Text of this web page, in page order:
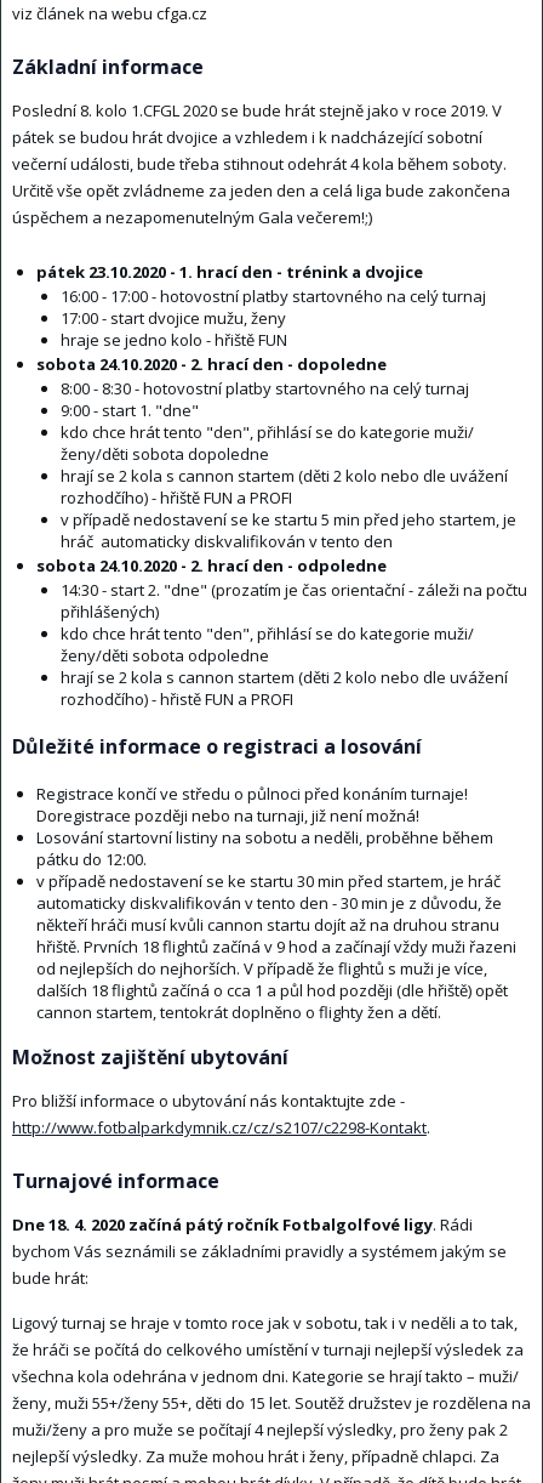
viz článek na webu cfga.cz
Základní informace
Poslední 8. kolo 1.CFGL 2020 se bude hrát stejně jako v roce 2019. V
pátek se budou hrát dvojice a vzhledem i k nadcházející sobotní
večerní události, bude třeba stihnout odehrát 4 kola během soboty.
Určitě vše opět zvládneme za jeden den a celá liga bude zakončena
úspěchem a nezapomenutelným Gala večerem!;)
pátek 23.10.2020 - 1. hrací den - trénink a dvojice
16:00 - 17:00 - hotovostní platby startovného na celý turnaj
17:00 - start dvojice mužu, ženy
hraje se jedno kolo - hřiště FUN
sobota 24.10.2020 - 2. hrací den - dopoledne
8:00 - 8:30 - hotovostní platby startovného na celý turnaj
9:00 - start 1. "dne"
kdo chce hrát tento "den", přihlásí se do kategorie muži/
ženy/děti sobota dopoledne
hrají se 2 kola s cannon startem (děti 2 kolo nebo dle uvážení
rozhodčího) - hřiště FUN a PROFI
v případě nedostavení se ke startu 5 min před jeho startem, je
hráč automaticky diskvalifikován v tento den
sobota 24.10.2020 - 2. hrací den - odpoledne
14:30 - start 2. "dne" (prozatím je čas orientační - záleži na počtu
přihlášených)
kdo chce hrát tento "den", přihlásí se do kategorie muži/
ženy/děti sobota odpoledne
hrají se 2 kola s cannon startem (děti 2 kolo nebo dle uvážení
rozhodčího) - hřistě FUN a PROFI
Důležité informace o registraci a losování
Registrace končí ve středu o půlnoci před konáním turnaje!
Doregistrace později nebo na turnaji, již není možná!
Losování startovní listiny na sobotu a neděli, proběhne během
pátku do 12:00.
v případě nedostavení se ke startu 30 min před startem, je hráč
automaticky diskvalifikován v tento den - 30 min je z důvodu, že
někteří hráči musí kvůli cannon startu dojít až na druhou stranu
hřiště. Prvních 18 flightů začíná v 9 hod a začínají vždy muži řazeni
od nejlepších do nejhorších. V případě že flightů s muži je více,
dalších 18 flightů začíná o cca 1 a půl hod později (dle hřiště) opět
cannon startem, tentokrát doplněno o flighty žen a dětí.
Možnost zajištění ubytování
Pro bližší informace o ubytování nás kontaktujte zde -
http://www.fotbalparkdymnik.cz/cz/s2107/c2298-Kontakt.
Turnajové informace
Dne 18. 4. 2020 začíná pátý ročník Fotbalgolfové ligy. Rádi
bychom Vás seznámili se základními pravidly a systémem jakým se
bude hrát:
Ligový turnaj se hraje v tomto roce jak v sobotu, tak i v neděli a to tak,
že hráči se počítá do celkového umístění v turnaji nejlepší výsledek za
všechna kola odehrána v jednom dni. Kategorie se hrají takto – muži/
ženy, muži 55+/ženy 55+, děti do 15 let. Soutěž družstev je rozdělena na
muži/ženy a pro muže se počítají 4 nejlepší výsledky, pro ženy pak 2
nejlepší výsledky. Za muže mohou hrát i ženy, případně chlapci. Za